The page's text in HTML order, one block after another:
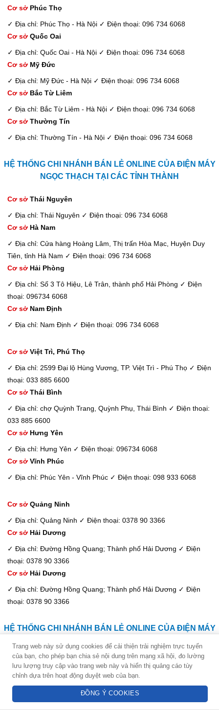
Cơ sở Phúc Thọ
✓ Địa chỉ: Phúc Thọ - Hà Nội ✓ Điện thoại: 096 734 6068
Cơ sở Quốc Oai
✓ Địa chỉ: Quốc Oai - Hà Nội ✓ Điện thoại: 096 734 6068
Cơ sở Mỹ Đức
✓ Địa chỉ: Mỹ Đức - Hà Nội ✓ Điện thoại: 096 734 6068
Cơ sở Bắc Từ Liêm
✓ Địa chỉ: Bắc Từ Liêm - Hà Nội ✓ Điện thoại: 096 734 6068
Cơ sở Thường Tín
✓ Địa chỉ: Thường Tín - Hà Nội ✓ Điện thoại: 096 734 6068
HỆ THỐNG CHI NHÁNH BÁN LẺ ONLINE CỦA ĐIỆN MÁY
NGỌC THẠCH TẠI CÁC TỈNH THÀNH
Cơ sở Thái Nguyên
✓ Địa chỉ: Thái Nguyên ✓ Điện thoại: 096 734 6068
Cơ sở Hà Nam
✓ Địa chỉ: Cửa hàng Hoàng Lâm, Thị trấn Hòa Mạc, Huyện Duy
Tiên, tỉnh Hà Nam ✓ Điện thoại: 096 734 6068
Cơ sở Hải Phòng
✓ Địa chỉ: Số 3 Tô Hiệu, Lê Trân, thành phố Hải Phòng ✓ Điện
thoại: 096734 6068
Cơ sở Nam Định
✓ Địa chỉ: Nam Định ✓ Điện thoại: 096 734 6068
Cơ sở Việt Trì, Phú Thọ
✓ Địa chỉ: 2599 Đại lộ Hùng Vương, TP. Việt Trì - Phú Thọ ✓ Điện
thoại: 033 885 6600
Cơ sở Thái Bình
✓ Địa chỉ: chợ Quỳnh Trang, Quỳnh Phụ, Thái Bình ✓ Điện thoại:
033 885 6600
Cơ sở Hưng Yên
✓ Địa chỉ: Hưng Yên ✓ Điện thoại: 096734 6068
Cơ sở Vĩnh Phúc
✓ Địa chỉ: Phúc Yên - Vĩnh Phúc ✓ Điện thoại: 098 933 6068
Cơ sở Quảng Ninh
✓ Địa chỉ: Quảng Ninh ✓ Điện thoại: 0378 90 3366
Cơ sở Hải Dương
✓ Địa chỉ: Đường Hồng Quang; Thành phố Hải Dương ✓ Điện
thoại: 0378 90 3366
Cơ sở Hải Dương
✓ Địa chỉ: Đường Hồng Quang; Thành phố Hải Dương ✓ Điện
thoại: 0378 90 3366
HỆ THỐNG CHI NHÁNH BÁN LẺ ONLINE CỦA ĐIỆN MÁY
Cơ sởNgũ Hành Sơn
✓ Địa chỉ: Số 58 Hoài Thanh, Quận Ngũ Hành Sơn
Trang web này sử dụng cookies để cải thiện trải nghiệm trực tuyến
của bạn, cho phép bạn chia sẻ nội dung trên mạng xã hội, đo lường
lưu lượng truy cập vào trang web này và hiển thị quảng cáo tùy
chỉnh dựa trên hoạt động duyệt web của bạn.
ĐỒNG Ý COOKIES
Kim Dung - Tư vấn viên
Hotline: 094 3838 278